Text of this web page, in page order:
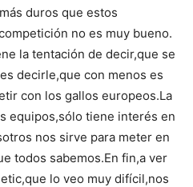
duros que estos
no es muy bueno.
la tentación de decir,que se
decirle,que con menos es
con los gallos europeos.La
equipos,sólo tiene interés en
nos sirve para meter en
todos sabemos.En fin,a ver
lo veo muy difícil,nos